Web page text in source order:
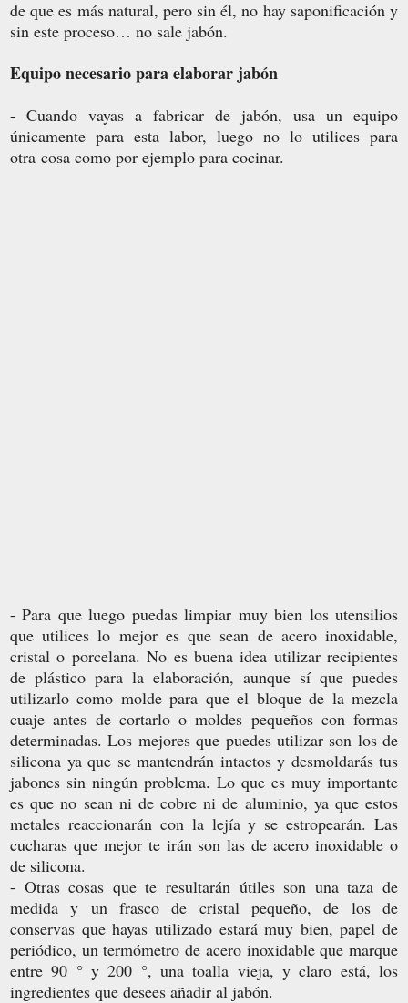
de que es más natural, pero sin él, no hay saponificación y
sin este proceso… no sale jabón.
Equipo necesario para elaborar jabón
- Cuando vayas a fabricar de jabón, usa un equipo
únicamente para esta labor, luego no lo utilices para
otra cosa como por ejemplo para cocinar.
- Para que luego puedas limpiar muy bien los utensilios
que utilices lo mejor es que sean de acero inoxidable,
cristal o porcelana. No es buena idea utilizar recipientes
de plástico para la elaboración, aunque sí que puedes
utilizarlo como molde para que el bloque de la mezcla
cuaje antes de cortarlo o moldes pequeños con formas
determinadas. Los mejores que puedes utilizar son los de
silicona ya que se mantendrán intactos y desmoldarás tus
jabones sin ningún problema. Lo que es muy importante
es que no sean ni de cobre ni de aluminio, ya que estos
metales reaccionarán con la lejía y se estropearán. Las
cucharas que mejor te irán son las de acero inoxidable o
de silicona.
- Otras cosas que te resultarán útiles son una taza de
medida y un frasco de cristal pequeño, de los de
conservas que hayas utilizado estará muy bien, papel de
periódico, un termómetro de acero inoxidable que marque
entre 90 ° y 200 °, una toalla vieja, y claro está, los
ingredientes que desees añadir al jabón.